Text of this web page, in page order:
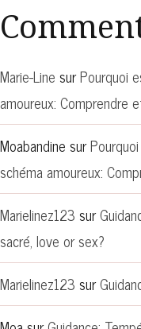
Marie-Line surPourquoi
amoureux: Comprendre
Moabandine sur
schéma amoureux:
Marielinez123 sur
sacré, love or sex?
Marielinez123 sur